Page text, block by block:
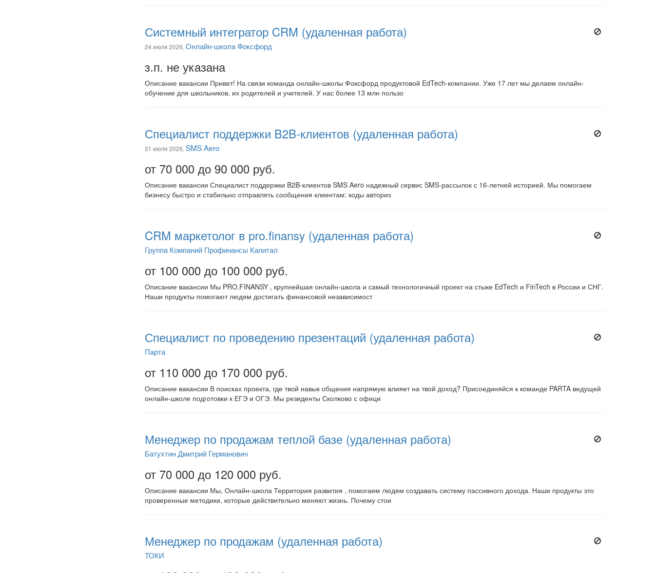
Системный интегратор CRM (удаленная работа)
24 июля 2026, Онлайн-школа Фоксфорд
з.п. не указана
Описание вакансии Привет! На связи команда онлайн-школы Фоксфорд продуктовой EdTech-компании. Уже 17 лет мы делаем онлайн-
обучение для школьников, их родителей и учителей. У нас более 13 млн пользо
Специалист поддержки B2B-клиентов (удаленная работа)
31 июля 2026, SMS Aero
от 70 000 до 90 000 руб.
Описание вакансии Специалист поддержки B2B-клиентов SMS Aero надежный сервис SMS-рассылок с 16-летней историей. Мы помогаем
бизнесу быстро и стабильно отправлять сообщения клиентам: коды авториз
CRM маркетолог в pro.finansy (удаленная работа)
Группа Компаний Профинансы Капитал
от 100 000 до 100 000 руб.
Описание вакансии Мы PRO.FINANSY , крупнейшая онлайн-школа и самый технологичный проект на стыке EdTech и FinTech в России и СНГ.
Наши продукты помогают людям достигать финансовой независимост
Специалист по проведению презентаций (удаленная работа)
Парта
от 110 000 до 170 000 руб.
Описание вакансии В поисках проекта, где твой навык общения напрямую влияет на твой доход? Присоединяйся к команде PARTA ведущей
онлайн-школе подготовки к ЕГЭ и ОГЭ. Мы резиденты Сколково с офици
Менеджер по продажам теплой базе (удаленная работа)
Батухтин Дмитрий Германович
от 70 000 до 120 000 руб.
Описание вакансии Мы, Онлайн-школа Территория развития , помогаем людям создавать систему пассивного дохода. Наши продукты это
проверенные методики, которые действительно меняют жизнь. Почему стои
Менеджер по продажам (удаленная работа)
ТОКИ